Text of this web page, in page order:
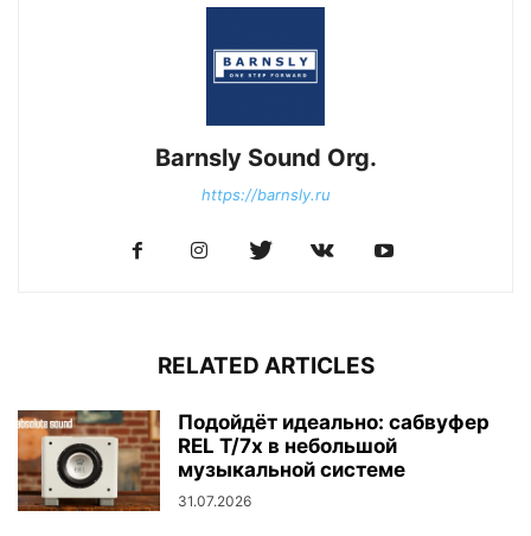
Barnsly Sound Org.
https://barnsly.ru
RELATED ARTICLES
Подойдёт идеально: сабвуфер
REL T/7x в небольшой
музыкальной системе
31.07.2026